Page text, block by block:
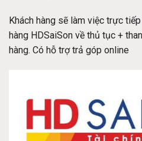
Khách hàng sẽ làm việc trực
hàng HDSaiSon về thủ tục +
hàng. Có hỗ trợ trả góp online